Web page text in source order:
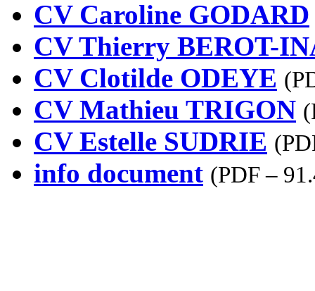
CV Caroline GODARD
CV Thierry BEROT-
CV Clotilde ODEYE (
CV Mathieu TRIGON (
CV Estelle SUDRIE (
info document (PDF –